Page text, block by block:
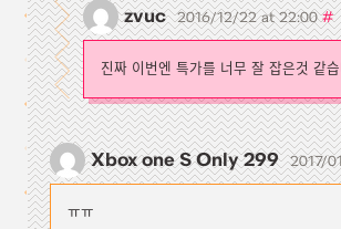
zvuc 2016/12/22 at 22:00#
진짜 이번엔 특가를 너무 잘 잡은것 같
Xbox one S Only 299 2017/
ㅠㅠ